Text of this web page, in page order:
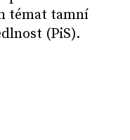
témat tamní
(PiS).